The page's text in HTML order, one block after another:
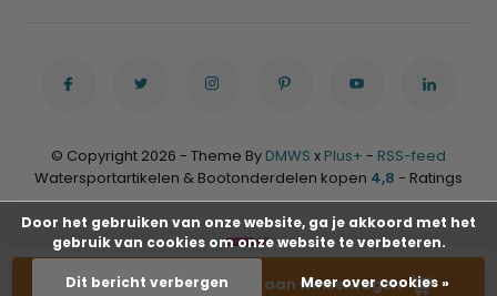
+ Toevoegen aan winkelwagen
© Copyright 2026 - Theme By DMWS x Plus+ - RSS-feed
Watersportartikelen & Bootonderdelen kopen 4,8 - Ratings
Door het gebruiken van onze website, ga je akkoord met het
gebruik van cookies om onze website te verbeteren.
Dit bericht verbergen Meer over cookies »